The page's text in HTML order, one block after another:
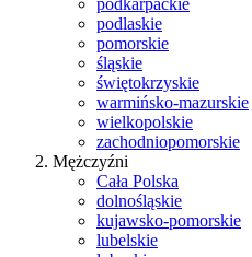
podkarpackie
podlaskie
pomorskie
śląskie
świętokrzyskie
warmińsko-mazurskie
wielkopolskie
zachodniopomorskie
Mężczyźni
Cała Polska
dolnośląskie
kujawsko-pomorskie
lubelskie